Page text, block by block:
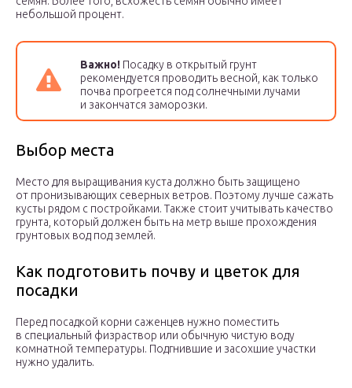
небольшой процент.
Важно! Посадку в открытый грунт
рекомендуется проводить весной, как только
почва прогреется под солнечными лучами
и закончатся заморозки.
Выбор места
Место для выращивания куста должно быть защищено
от пронизывающих северных ветров. Поэтому лучше сажать
кусты рядом с постройками. Также стоит учитывать качество
грунта, который должен быть на метр выше прохождения
грунтовых вод под землей.
Как подготовить почву и цветок для
посадки
Перед посадкой корни саженцев нужно поместить
в специальный физраствор или обычную чистую воду
комнатной температуры. Подгнившие и засохшие участки
нужно удалить.